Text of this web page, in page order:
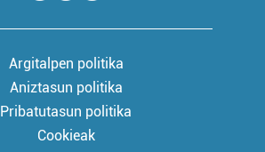
Argitalpen politika
Aniztasun politika
Pribatutasun politika
Cookieak